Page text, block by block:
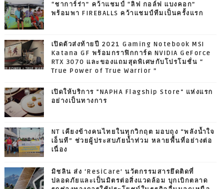
“ชาการ์ร่า” คว้าแชมป์ “ลิฟ กอล์ฟ แบงคอก”
พร้อมพา FIREBALLS คว้าแชมป์ทีมเป็นครั้งแรก
เปิดตัวส่งท้ายปี 2021 Gaming Notebook MSI
Katana GF พร้อมกราฟิกการ์ด NVIDIA GeForce
RTX 3070 และของแถมสุดพิเศษกับโปรโมชั่น “
True Power of True Warrior ”
เปิดให้บริการ "NAPHA Flagship Store" แห่งแรก
อย่างเป็นทางการ
NT เคียงข้างคนไทยในทุกวิกฤต มอบถุง “พลังน้ำใจ
เอ็นที” ช่วยผู้ประสบภัยน้ำท่วม หลายพื้นที่อย่างต่อ
เนื่อง
มิชลิน ส่ง ‘ResiCare’ นวัตกรรมสารยึดติดที่
ปลอดภัยและเป็นมิตรต่อสิ่งแวดล้อม บุกเบิกตลาด